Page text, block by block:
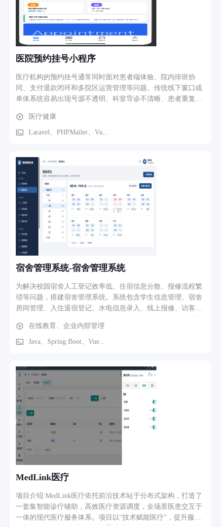
医院预约挂号小程序
医疗机构的预约挂号通常同时面对患者端体验、院内排班协
同、支付退款闭环和多院区运营管理等问题。传统线下窗口或
单体系统容易出现号源不透明、科室导诊不清晰、患者重复排
院、诊所集团、区域医疗服务公司和第三方医疗 SaaS 服务
商，提供一套微信小程序 + SaaS 管理后台 + 多租户 API 的预
室、医生、号源、订单、退款、内容和网站配置；平台方统一
管理租户、域名、支付、短信和权限。 适用场景包括： 多院
区医院统一预约入口 专科医院或连锁门诊快速上线微信预约
医疗 SaaS 服务商托管多个医院租户 医院信息科需要按岗位拆
分后台权限 门诊处、医生、运营部协同处理挂号和内容运营
医疗健康
Laravel、PHPMailer、Vu...
宿舍管理系统-宿舍管理系统
为解决校园宿舍人工登记效率低、住宿信息分散、报修流程繁
琐等问题，搭建宿舍管理系统。系统包含学生信息管理、宿舍
房间管理、入住退宿登记、水电信息录入、线上报修、访客登
住宿档案，学生提交报修申请，管理人员跟踪处理工单，规范
化宿舍日常管理流程，提升宿舍运维管理效率。
在线教育、企业内部管理
Java、Spring Boot、Vue...
MedLink医疗
项目介绍:MedLink医疗依托前沿技术站于分布式架构，打造了
一套集智能诊疗辅助，高效医疗资源调度，全场景医患交互于
一体的现代医疗服务体系。项目以“技术赋能医疗”，提升服务